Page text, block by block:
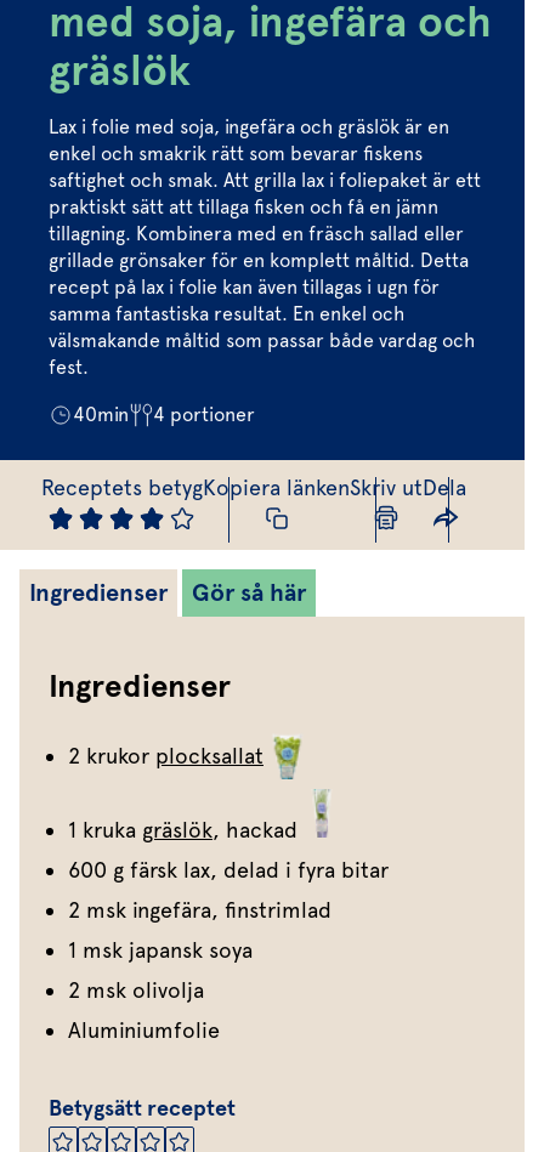
Dressing
Vinägrett
Marinad
Timjan
Allt om sallat
Vårt sortiment
Våra färska örter
Vår sallat & gröna blad
Våra mikroörter & skott
Fixa vinägretten
med soja, ingefära och
gräslök
Lax i folie med soja, ingefära och gräslök är en
enkel och smakrik rätt som bevarar fiskens
saftighet och smak. Att grilla lax i foliepaket är ett
praktiskt sätt att tillaga fisken och få en jämn
tillagning. Kombinera med en fräsch sallad eller
grillade grönsaker för en komplett måltid. Detta
recept på lax i folie kan även tillagas i ugn för
samma fantastiska resultat. En enkel och
välsmakande måltid som passar både vardag och
fest.
40min 4 portioner
Receptets betygKopiera länkenSkriv utDela
Ingredienser Gör så här
Ingredienser
2 krukor plocksallat
1 kruka gräslök, hackad
600 g färsk lax, delad i fyra bitar
2 msk ingefära, finstrimlad
1 msk japansk soya
2 msk olivolja
Aluminiumfolie
Betygsätt receptet